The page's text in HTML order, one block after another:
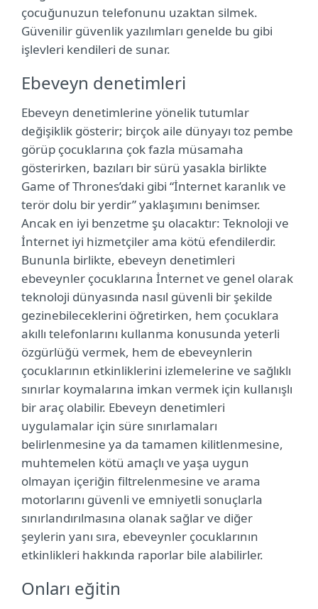
çocuğunuzun telefonunu uzaktan silmek.
Güvenilir güvenlik yazılımları genelde bu gibi
işlevleri kendileri de sunar.
Ebeveyn denetimleri
Ebeveyn denetimlerine yönelik tutumlar
değişiklik gösterir; birçok aile dünyayı toz pembe
görüp çocuklarına çok fazla müsamaha
gösterirken, bazıları bir sürü yasakla birlikte
Game of Thrones’daki gibi “İnternet karanlık ve
terör dolu bir yerdir” yaklaşımını benimser.
Ancak en iyi benzetme şu olacaktır: Teknoloji ve
İnternet iyi hizmetçiler ama kötü efendilerdir.
Bununla birlikte, ebeveyn denetimleri
ebeveynler çocuklarına İnternet ve genel olarak
teknoloji dünyasında nasıl güvenli bir şekilde
gezinebileceklerini öğretirken, hem çocuklara
akıllı telefonlarını kullanma konusunda yeterli
özgürlüğü vermek, hem de ebeveynlerin
çocuklarının etkinliklerini izlemelerine ve sağlıklı
sınırlar koymalarına imkan vermek için kullanışlı
bir araç olabilir. Ebeveyn denetimleri
uygulamalar için süre sınırlamaları
belirlenmesine ya da tamamen kilitlenmesine,
muhtemelen kötü amaçlı ve yaşa uygun
olmayan içeriğin filtrelenmesine ve arama
motorlarını güvenli ve emniyetli sonuçlarla
sınırlandırılmasına olanak sağlar ve diğer
şeylerin yanı sıra, ebeveynler çocuklarının
etkinlikleri hakkında raporlar bile alabilirler.
Onları eğitin